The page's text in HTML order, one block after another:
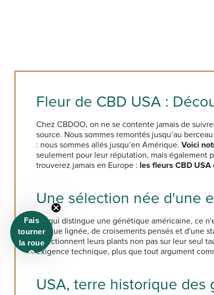
Fleur de CBD USA :
Chez CBDOO, on ne se contente jamais de
source. Nous sommes remontés jusqu’au
: nous sommes allés jusqu’en Amérique. Voici
seulement pour leur réputation, mais également
trouverez jamais en Europe : les fleurs CBD
Une sélection née d'une
Ce qui distingue une génétique américaine, ce
chaque lignée, de croisements pensés et d'une
sélectionnent leurs plants non pas sur leur seul
exigence technique, plus que tout argument
USA, terre historique
Fais
tourner
la roue
🎡